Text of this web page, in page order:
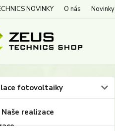
NOVINKY O nás Novinky
fotovoltaiky
Naše realizace